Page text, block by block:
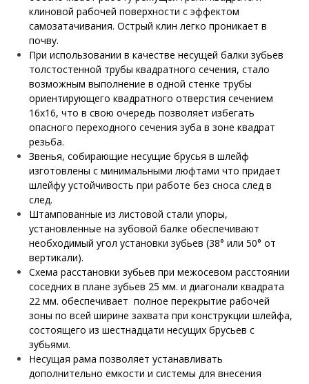
клиновой рабочей поверхности с эффектом
самозатачивания. Острый клин легко проникает в
почву.
При использовании в качестве несущей балки зубьев
толстостенной трубы квадратного сечения, стало
возможным выполнение в одной стенке трубы
ориентирующего квадратного отверстия сечением
16х16, что в свою очередь позволяет избегать
опасного переходного сечения зуба в зоне квадрат
резьба.
Звенья, собирающие несущие брусья в шлейф
изготовлены с минимальными люфтами что придает
шлейфу устойчивость при работе без сноса след в
след.
Штампованные из листовой стали упоры,
установленные на зубовой балке обеспечивают
необходимый угол установки зубьев (38° или 50° от
вертикали).
Схема расстановки зубьев при межосевом расстоянии
соседних в плане зубьев 25 мм. и диагонали квадрата
22 мм. обеспечивает полное перекрытие рабочей
зоны по всей ширине захвата при конструкции шлейфа,
состоящего из шестнадцати несущих брусьев с
зубьями.
Несущая рама позволяет устанавливать
дополнительно емкости и системы для внесения